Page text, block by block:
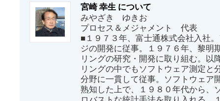
宮崎 幸生 について
みやざき ゆきお
プロセス＆メジャメント 代表
■１９７３年、富士通株式会社入社
ジの開発に従事。１９７６年、黎明
リングの研究・開発に取り組む。以
リングの中でもソフトウェア測定と
分野に一貫して従事。ソフトウェア
熟知した上で、１９８０年代から、